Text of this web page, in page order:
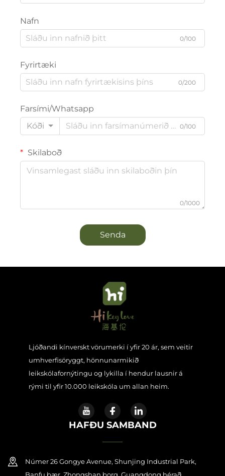
Nafn
0/100
Fyrirtæki
0/200
Farsími/Whatsapp
Kóði
0/100
Skilaboð
0/1000
Senda
Ljóðandi kínverskt vörumerki í yfir 20 ár, sem veitir
umhverfisöryggt, hönnunarmikið
leikskólafornýtingu og lykilla í hendur lausnir á
rými til yfir 10.000 leikskóla um allan heim.
HAFÐU SAMBAND
Númer 26 Gongye Avenue, Shunjing Industrial Park,